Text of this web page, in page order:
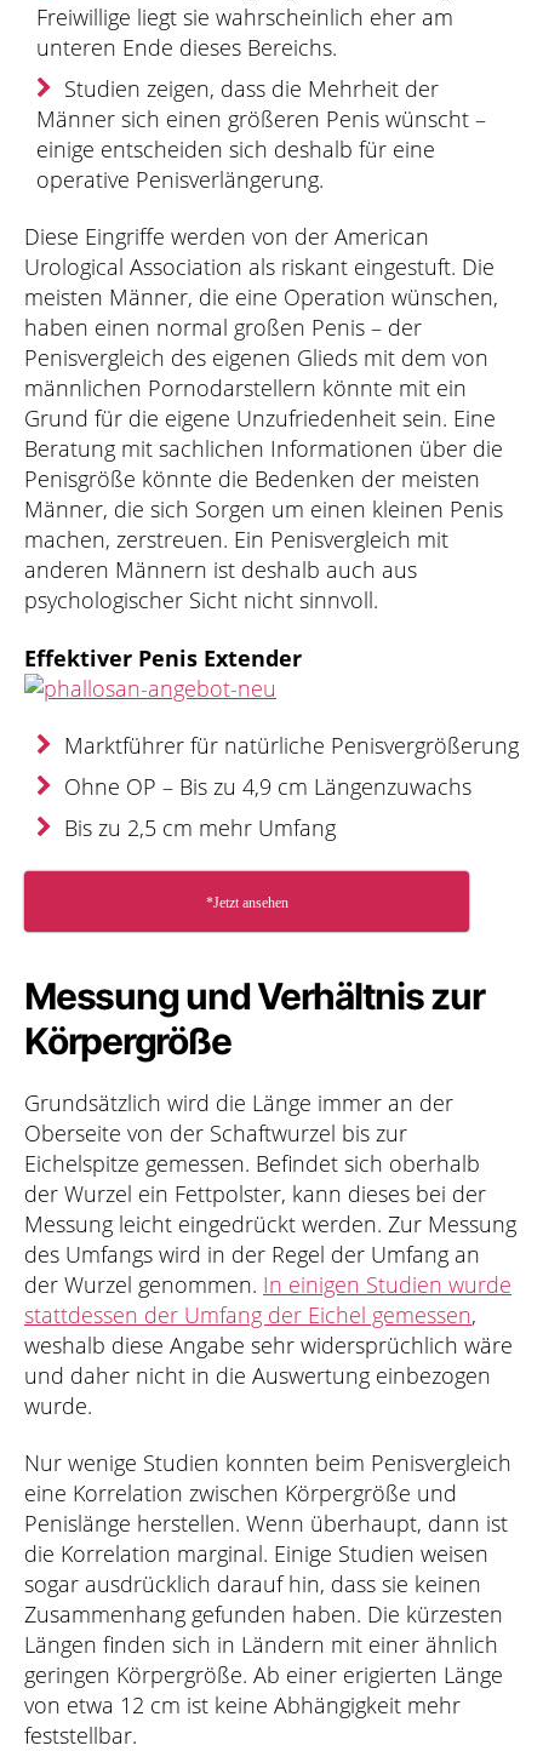
Freiwillige liegt sie wahrscheinlich eher am
unteren Ende dieses Bereichs.
Studien zeigen, dass die Mehrheit der
Männer sich einen größeren Penis wünscht –
einige entscheiden sich deshalb für eine
operative Penisverlängerung.
Diese Eingriffe werden von der American
Urological Association als riskant eingestuft. Die
meisten Männer, die eine Operation wünschen,
haben einen normal großen Penis – der
Penisvergleich des eigenen Glieds mit dem von
männlichen Pornodarstellern könnte mit ein
Grund für die eigene Unzufriedenheit sein. Eine
Beratung mit sachlichen Informationen über die
Penisgröße könnte die Bedenken der meisten
Männer, die sich Sorgen um einen kleinen Penis
machen, zerstreuen. Ein Penisvergleich mit
anderen Männern ist deshalb auch aus
psychologischer Sicht nicht sinnvoll.
Effektiver Penis Extender
Marktführer für natürliche Penisvergrößerung
Ohne OP – Bis zu 4,9 cm Längenzuwachs
Bis zu 2,5 cm mehr Umfang
*Jetzt ansehen
Messung und Verhältnis zur
Körpergröße
Grundsätzlich wird die Länge immer an der
Oberseite von der Schaftwurzel bis zur
Eichelspitze gemessen. Befindet sich oberhalb
der Wurzel ein Fettpolster, kann dieses bei der
Messung leicht eingedrückt werden. Zur Messung
des Umfangs wird in der Regel der Umfang an
der Wurzel genommen. In einigen Studien wurde
stattdessen der Umfang der Eichel gemessen,
weshalb diese Angabe sehr widersprüchlich wäre
und daher nicht in die Auswertung einbezogen
wurde.
Nur wenige Studien konnten beim Penisvergleich
eine Korrelation zwischen Körpergröße und
Penislänge herstellen. Wenn überhaupt, dann ist
die Korrelation marginal. Einige Studien weisen
sogar ausdrücklich darauf hin, dass sie keinen
Zusammenhang gefunden haben. Die kürzesten
Längen finden sich in Ländern mit einer ähnlich
geringen Körpergröße. Ab einer erigierten Länge
von etwa 12 cm ist keine Abhängigkeit mehr
feststellbar.